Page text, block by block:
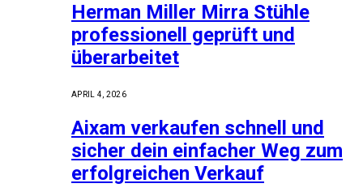
Herman Miller Mirra Stühle
professionell geprüft und
überarbeitet
APRIL 4, 2026
Aixam verkaufen schnell und
sicher dein einfacher Weg zum
erfolgreichen Verkauf